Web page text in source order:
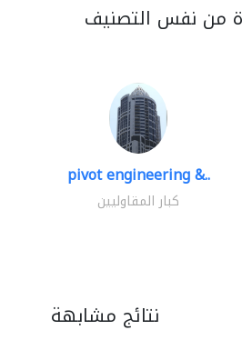
من نفس التصنيف
pivot engineering &..
كبار المقاوليين
نتائج مشابهة